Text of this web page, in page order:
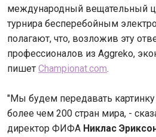
международный вещательный
турнира бесперебойным
полагают, что, возложив эту
профессионалов из Aggreko,
пишет Championat.com.
"Мы будем передавать картинку
более чем 200 стран мира, -
директор ФИФА Никлас